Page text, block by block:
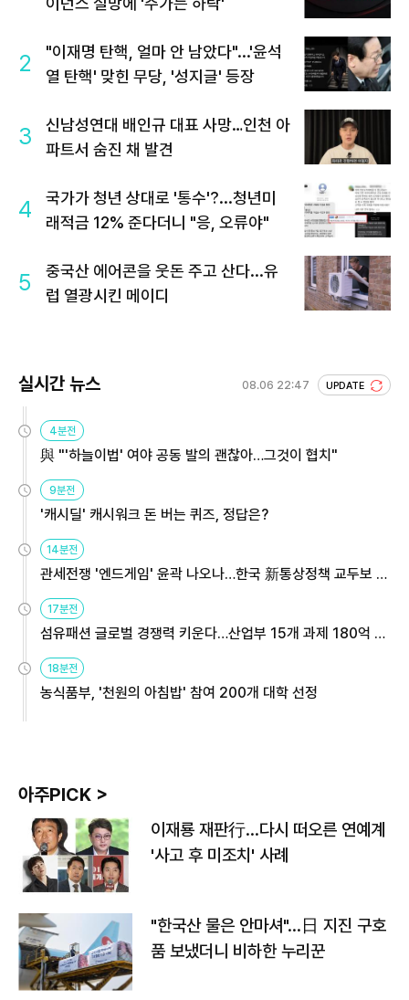
2
"이재명 탄핵, 얼마 안 남았다"...'윤석
열 탄핵' 맞힌 무당, '성지글' 등장
3
신남성연대 배인규 대표 사망…인천 아
파트서 숨진 채 발견
4
국가가 청년 상대로 '통수'?...청년미
래적금 12% 준다더니 "응, 오류야"
5
중국산 에어콘을 웃돈 주고 산다...유
럽 열광시킨 메이디
실시간 뉴스 08.06 22:47 UPDATE
4분전
與 "'하늘이법' 여야 공동 발의 괜찮아…그것이 협치"
9분전
'캐시딜' 캐시워크 돈 버는 퀴즈, 정답은?
14분전
관세전쟁 '엔드게임' 윤곽 나오나…한국 新통상정책 교두보 활
17분전
섬유패션 글로벌 경쟁력 키운다…산업부 15개 과제 180억 지
18분전
농식품부, '천원의 아침밥' 참여 200개 대학 선정
아주PICK >
이재룡 재판行…다시 떠오른 연예계
'사고 후 미조치' 사례
"한국산 물은 안마셔"…日 지진 구호
품 보냈더니 비하한 누리꾼